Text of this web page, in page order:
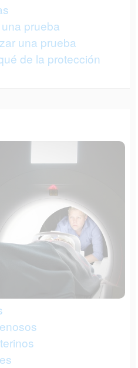
prueba
una prueba
de la protección